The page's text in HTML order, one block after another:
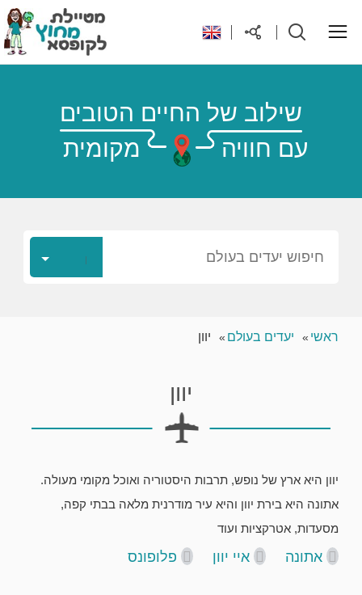
יעדים בעולם
טיפים והנחות לטיול
רילוקיישן לקפריסין
שילוב של החיים הטובים
עם חוויה
מקומית
חיפוש יעדים בעולם
ראשי יעדים בעולם יוון
יוון
יוון היא ארץ של נופש, תרבות היסטוריה ואוכל מקומי מעולה.
אתונה היא בירת יוון והיא עיר מודרנית מלאה בבתי קפה,
מסעדות, אטרקציות ועוד
אתונה איי יוון פלופונס